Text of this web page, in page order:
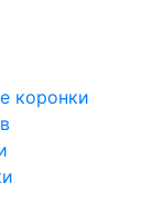
коронки